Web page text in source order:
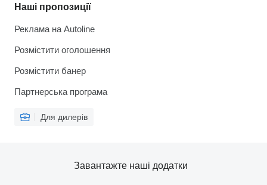
Наші пропозиції
Реклама на Autoline
Розмістити оголошення
Розмістити банер
Партнерська програма
Для дилерів
Завантажте наші додатки